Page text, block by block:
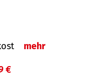
mehr
€